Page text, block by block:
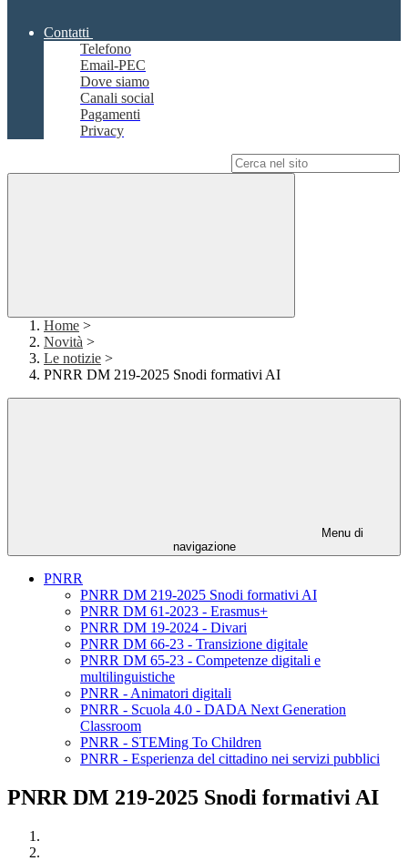
Contatti
Telefono
Email-PEC
Dove siamo
Canali social
Pagamenti
Privacy
Home >
Novità >
Le notizie >
PNRR DM 219-2025 Snodi formativi AI
Menu di
navigazione
PNRR
PNRR DM 219-2025 Snodi formativi AI
PNRR DM 61-2023 - Erasmus+
PNRR DM 19-2024 - Divari
PNRR DM 66-23 - Transizione digitale
PNRR DM 65-23 - Competenze digitali e
multilinguistiche
PNRR - Animatori digitali
PNRR - Scuola 4.0 - DADA Next Generation
Classroom
PNRR - STEMing To Children
PNRR - Esperienza del cittadino nei servizi pubblici
PNRR DM 219-2025 Snodi formativi AI